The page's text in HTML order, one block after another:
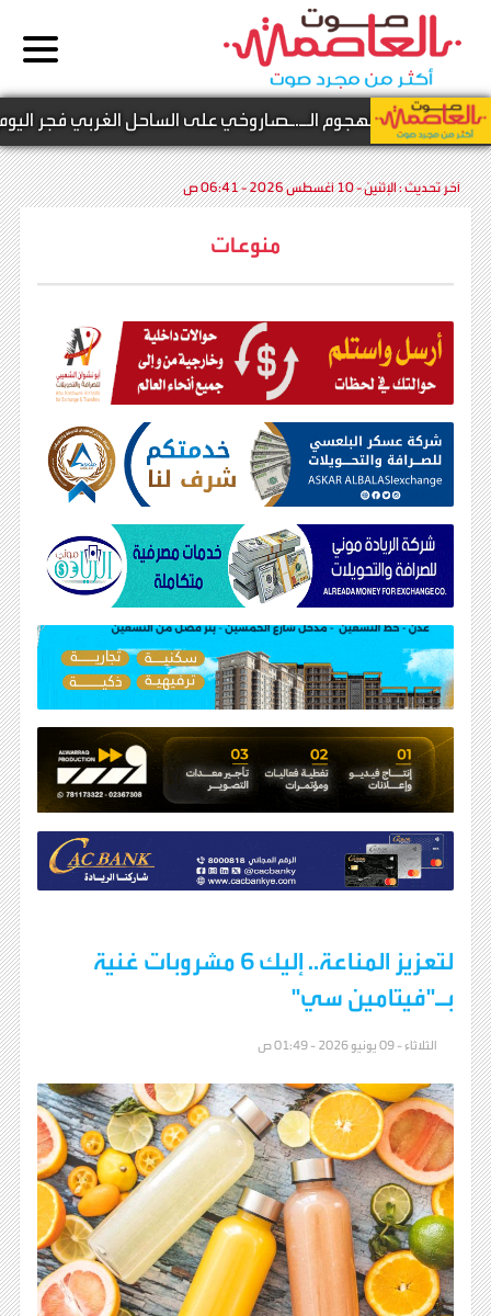
نتيجة الهجوم الـ.ـصاروخي على الساحل الغربي فجر اليوم
آخر تحديث :الإثنين - 10 أغسطس 2026 - 06:41 ص
منوعات
لتعزيز المناعة.. إليك 6 مشروبات غنية
بـ"فيتامين سي"
الثلاثاء - 09 يونيو 2026 - 01:49 ص